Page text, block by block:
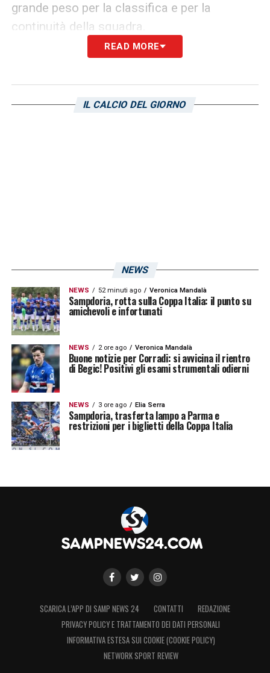
grande peso per la classifica e per la
continuità della squadra.
Un percorso impeccabile: Sampdoria
Con questa vittoria, laSampdoria Women
Spezia: il nuovo rinforzo per l’attacco
arriva a Genova! – VIDEO
LA PLAYLIST DELLE NOSTRE TOP NEWS
READ MORE
IL CALCIO DEL GIORNO
NEWS
NEWS 52 minuti ago Veronica Mandalà
Sampdoria, rotta sulla Coppa Italia: il punto su
amichevoli e infortunati
NEWS 2 ore ago Veronica Mandalà
Buone notizie per Corradi: si avvicina il rientro
di Begic! Positivi gli esami strumentali odierni
NEWS 3 ore ago Elia Serra
Sampdoria, trasferta lampo a Parma e
restrizioni per i biglietti della Coppa Italia
SCARICA L’APP DI SAMP NEWS 24 CONTATTI
REDAZIONE
PRIVACY POLICY E TRATTAMENTO DEI DATI PERSONALI
INFORMATIVA ESTESA SUI COOKIE (COOKIE POLICY)
NETWORK SPORT REVIEW